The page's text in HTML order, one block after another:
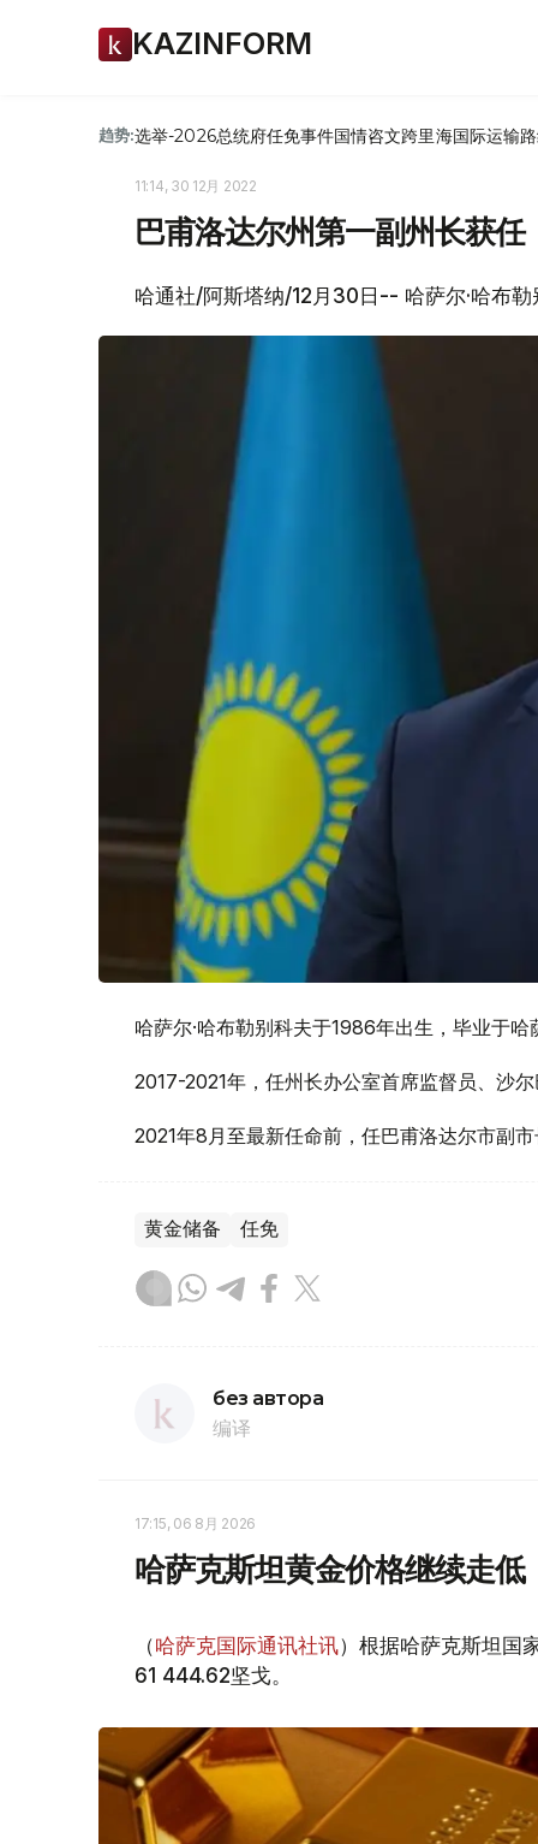
KAZINFORM
趋势:选举-2026总统府任免事件国情咨文跨里海国际运输
11:14, 30 12月 2022
巴甫洛达尔州第一副州长获任
哈通社/阿斯塔纳/12月30日-- 哈萨尔·哈布勒
哈萨尔·哈布勒别科夫于1986年出生，毕业于
2017-2021年，任州长办公室首席监督员、沙
2021年8月至最新任命前，任巴甫洛达尔市副市
黄金储备 任免
без автора
编译
17:15, 06 8月 2026
哈萨克斯坦黄金价格继续走低
（哈萨克国际通讯社讯）根据哈萨克斯坦国
61 444.62坚戈。